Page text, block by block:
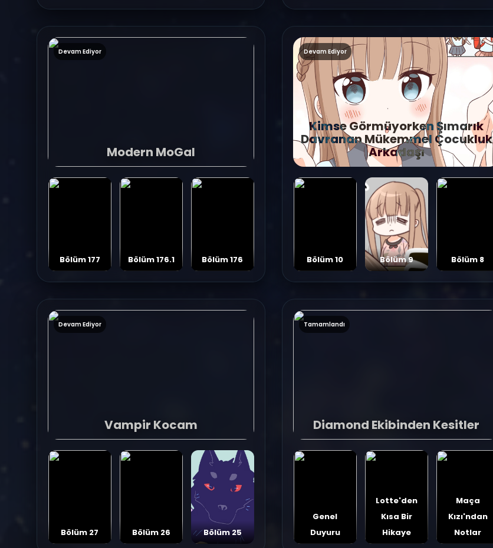
Devam Ediyor
Modern MoGal
Bölüm 177 Bölüm 176.1 Bölüm 176
Devam Ediyor
Kimse Görmüyorken Şımarık
Davranan Mükemmel Çocukluk
Arkadaşı
Bölüm 10 Bölüm 9 Bölüm 8
Devam Ediyor
Vampir Kocam
Bölüm 27 Bölüm 26 Bölüm 25
Tamamlandı
Diamond Ekibinden Kesitler
Genel
Duyuru
Lotte'den
Kısa Bir
Hikaye
Maça
Kızı'ndan
Notlar